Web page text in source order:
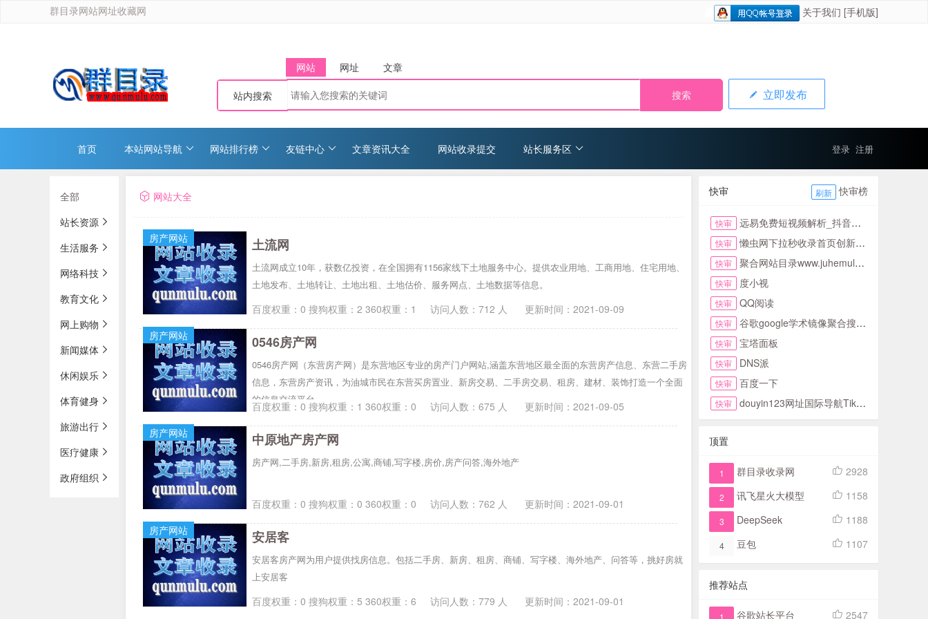
群目录网站网址收藏网 关于我们 [手机版]
网站 网址 文章
站内搜索 立即发布
首页 本站网站导航 网站排行榜 友链中心 文章资讯大全 网站收录提交 站长服务区 登录 注册
全部
站长资源
生活服务
网络科技
教育文化
网上购物
新闻媒体
休闲娱乐
体育健身
旅游出行
医疗健康
政府组织
网站大全
房产网站 土流网
土流网成立10年，获数亿投资，在全国拥有1156家线下土地服务中心。提供农业用地、工商用地、住宅用地、
土地发布、土地转让、土地出租、土地估价、服务网点、土地数据等信息。
百度权重：0 搜狗权重：2 360权重：1 访问人数： 712 人 更新时间： 2021-09-09
房产网站
0546房产网
0546房产网（东营房产网）是东营地区专业的房产门户网站,涵盖东营地区最全面的东营房产信息、东营二手房
信息，东营房产资讯，为油城市民在东营买房置业、新房交易、二手房交易、租房、建材、装饰打造一个全面
的信息交流平台
百度权重：0 搜狗权重：1 360权重：0 访问人数： 675 人 更新时间： 2021-09-05
房产网站
中原地产房产网
房产网,二手房,新房,租房,公寓,商铺,写字楼,房价,房产问答,海外地产
百度权重：0 搜狗权重：0 360权重：0 访问人数： 762 人 更新时间： 2021-09-01
房产网站
安居客
安居客房产网为用户提供找房信息。包括二手房、新房、租房、商铺、写字楼、海外地产、问答等，挑好房就
上安居客
百度权重：0 搜狗权重：5 360权重：6 访问人数： 779 人 更新时间： 2021-09-01
快审 刷新 快审榜
快审 远易免费短视频解析_抖音皮皮虾微视快手去水印
快审 懒虫网下拉秒收录首页创新123网址导航首页
快审 聚合网站目录www.juhemulu.com.cn名站在线
快审 度小视
快审 QQ阅读
快审 谷歌google学术镜像聚合搜索全搜网
快审 宝塔面板
快审 DNS派
快审 百度一下
快审 douyin123网址国际导航TikTok下拉首页
顶置
1 群目录收录网 2928
2 讯飞星火大模型 1158
3 DeepSeek 1188
4 豆包 1107
推荐站点
1 谷歌站长平台 2547